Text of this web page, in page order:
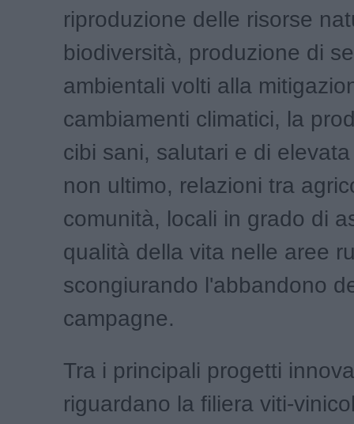
riproduzione delle risorse
biodiversità, produzione di
ambientali volti alla
cambiamenti climatici, la
cibi sani, salutari e di
non ultimo, relazioni tra
comunità, locali in grado di
qualità della vita nelle aree
scongiurando l'abbandono
campagne.
Tra i principali progetti
riguardano la filiera viti-